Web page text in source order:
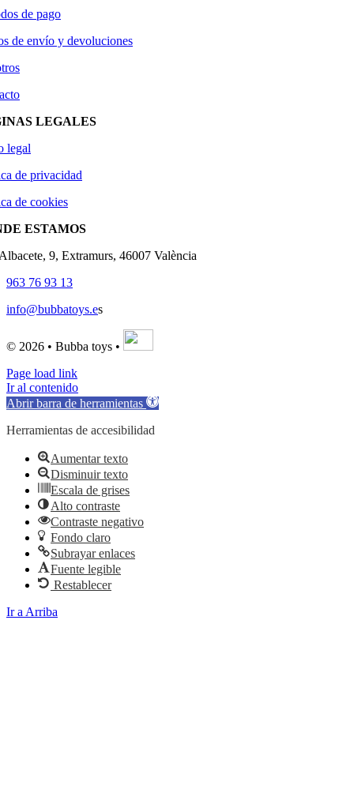
de pago
de envío y devoluciones
LEGALES
legal
de privacidad
de cookies
ESTAMOS
9, Extramurs, 46007 València
963 76 93 13
info@bubbatoys.es
© 2026 • Bubba toys •
Page load link
Ir al contenido
Abrir barra de herramientas
Herramientas de accesibilidad
Aumentar texto
Disminuir texto
Escala de grises
Alto contraste
Contraste negativo
Fondo claro
Subrayar enlaces
Fuente legible
Restablecer
Ir a Arriba